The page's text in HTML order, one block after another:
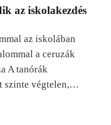
az iskolakezdés
az iskolában
a ceruzák
A tanórák
szinte végtelen,…